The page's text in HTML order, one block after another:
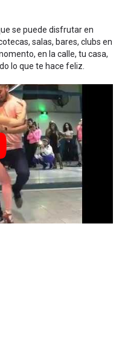
se puede disfrutar en
salas, bares, clubs en
en la calle, tu casa,
lo que te hace feliz.